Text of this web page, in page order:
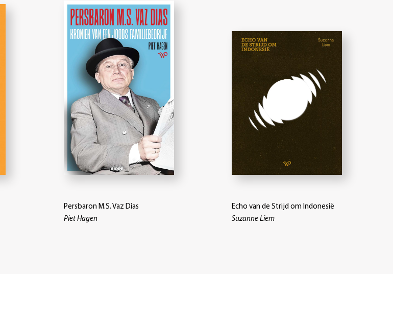
Persbaron M.S. Vaz Dias
Piet Hagen
Echo van de Strijd om Indonesië
Suzanne Liem